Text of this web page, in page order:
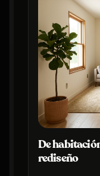
De
rediseño